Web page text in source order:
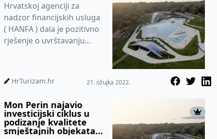
Hrvatskoj agenciji za
nadzor financijskih usluga
( HANFA ) dala je pozitivno
rješenje o uvrštavanju
HrTurizam.hr 21. ožujka 2022.
Mon Perin najavio
investicijski ciklus u
podizanje kvalitete
smještajnih objekata